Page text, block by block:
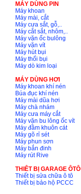
MÁY DÙNG PIN
Máy khoan
Máy mài, cắt
Máy cưa sắt, gỗ,..
Máy cắt sắt, nhôm,..
Máy vặn ốc bulông
Máy vặn vít
Máy hút bụi
Máy thổi bụi
Máy dò kim loại
MÁY DÙNG HƠI
Máy khoan khí nén
Búa đục khí nén
Máy mài dũa hơi
Máy chà nhám
Máy cưa máy cắt
Máy vặn bu lông ốc vít
Máy đầm khuôn cát
Máy gõ rỉ sét
Máy phun sơn
Máy bắn đinh
Máy rút Rive
THIÊT BỊ GARAGE ÔTÔ
Thiết bị sửa chữa ô tô
Thiết bị bảo hộ PCCC